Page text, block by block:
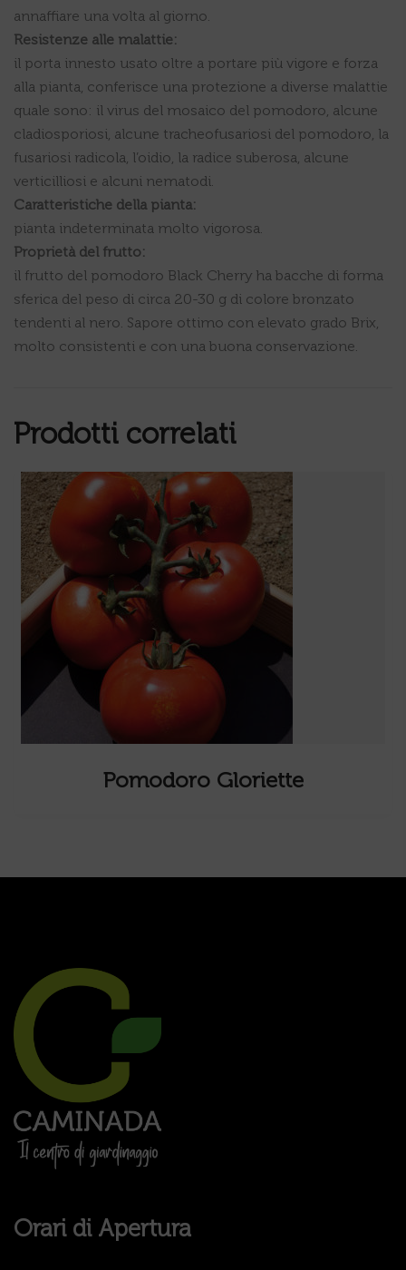
annaffiare una volta al giorno.
Resistenze alle malattie:
il porta innesto usato oltre a portare più vigore e forza
alla pianta, conferisce una protezione a diverse malattie
quale sono: il virus del mosaico del pomodoro, alcune
cladiosporiosi, alcune tracheofusariosi del pomodoro, la
fusariosi radicola, l’oidio, la radice suberosa, alcune
verticilliosi e alcuni nematodi.
Caratteristiche della pianta:
pianta indeterminata molto vigorosa.
Proprietà del frutto:
il frutto del pomodoro Black Cherry ha bacche di forma
sferica del peso di circa 20-30 g di colore bronzato
tendenti al nero. Sapore ottimo con elevato grado Brix,
molto consistenti e con una buona conservazione.
Prodotti correlati
Melanzana Agata
Orari di Apertura